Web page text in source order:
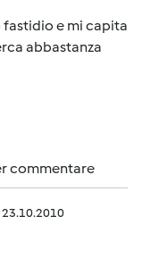
e mi capita
abbastanza
commentare